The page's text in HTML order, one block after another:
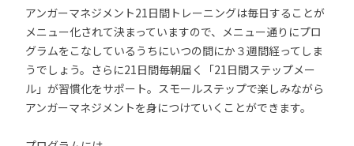
アンガーマネジメント21日間トレーニングは毎日することが
メニュー化されて決まっていますので、メニュー通りにプロ
グラムをこなしているうちにいつの間にか３週間経ってしま
うでしょう。さらに21日間毎朝届く「21日間ステップメー
ル」が習慣化をサポート。スモールステップで楽しみながら
アンガーマネジメントを身につけていくことができます。